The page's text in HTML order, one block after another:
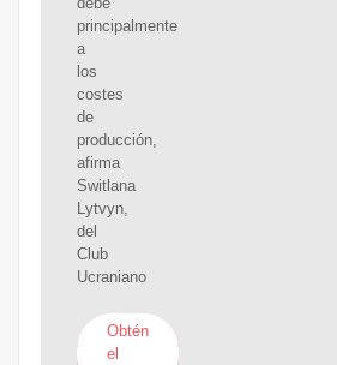
principalmente
a
los
costes
de
producción,
afirma
Switlana
Lytvyn,
del
Club
Ucraniano
Obtén
el